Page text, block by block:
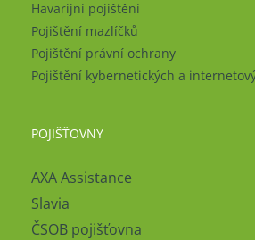
Havarijní pojištění
Pojištění mazlíčků
Pojištění právní ochrany
Pojištění kybernetických a
POJIŠŤOVNY
AXA Assistance
Slavia
ČSOB pojišťovna